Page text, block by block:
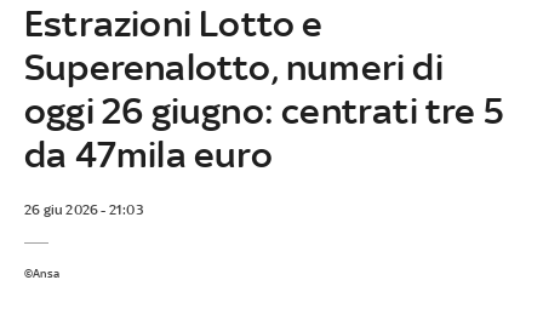
Estrazioni Lotto e
Superenalotto, numeri di
oggi 26 giugno: centrati tre 5
da 47mila euro
26 giu 2026 - 21:03
©Ansa